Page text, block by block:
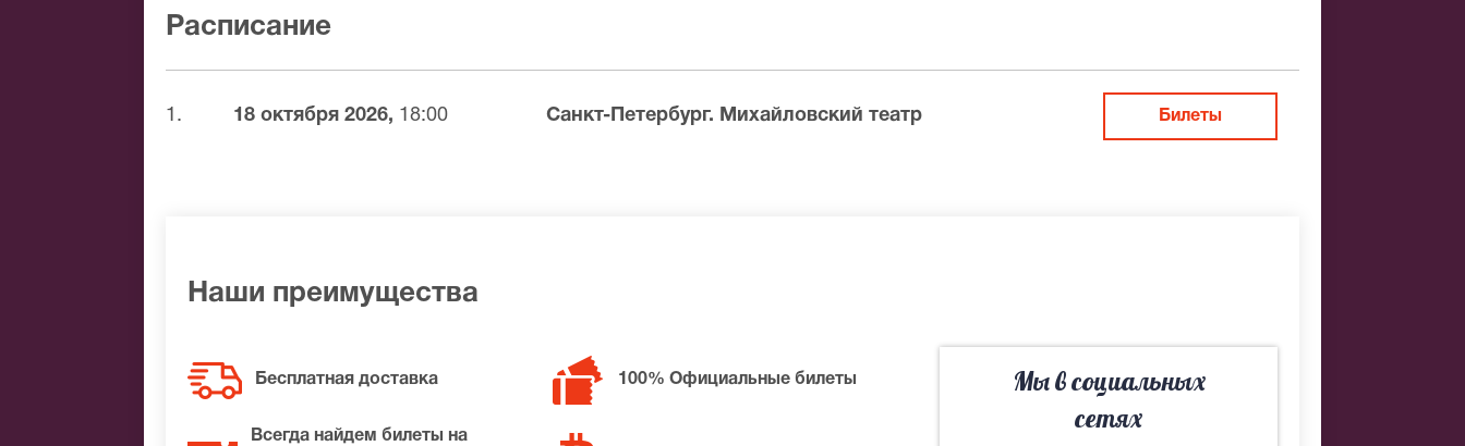
После бронирования билетов, ожидайте доставку по Москве в течение не более 2-х часов. Бесплатная
доставка билетов осуществляется в пределах МКАД возле метро или в пешей доступности. Оплатить заказ
Вы можете с помощью:
Банковской картой
BitCoin
Если не удалось найти нужные билеты на Аида, позвоните нам в call-центр и мы обязательно подберем Вам
лучшие места по доступной цене.
Расписание
1. 18 октября 2026, 18:00 Санкт-Петербург. Михайловский театр Билеты
Наши преимущества
Бесплатная доставка 100% Официальные билеты
Всегда найдем билеты на
Мы в социальных
сетях